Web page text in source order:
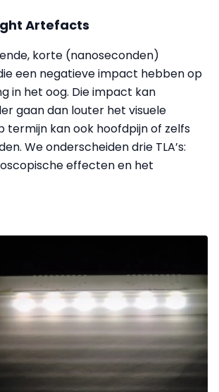
Artefacts
korte (nanoseconden)
een negatieve impact hebben op
in het oog. Die impact kan
gaan dan louter het visuele
termijn kan ook hoofdpijn of zelfs
We onderscheiden drie TLA’s:
effecten en het